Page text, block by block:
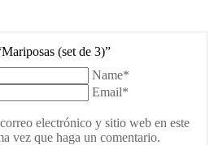
(set de 3)”
Name*
Email*
electrónico y sitio web en este
vez que haga un comentario.